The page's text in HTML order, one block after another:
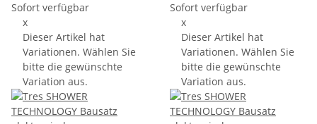
Sofort verfügbar
x
Dieser Artikel hat
Variationen. Wählen Sie
bitte die gewünschte
Variation aus.
Sofort verfügbar
x
Dieser Artikel hat
Variationen. Wählen Sie
bitte die gewünschte
Variation aus.